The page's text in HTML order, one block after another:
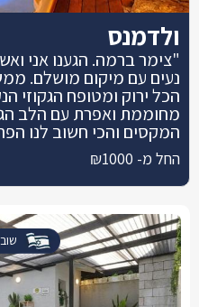
ולדמנס
"צימר ברמה. הגענו אני
נעים עם מיקום מושלם.
הכל ירוק ומטופח הגקוזי
מחוממת ואפרת עם הלב
המקסים והכי חשוב לנו
החל מ- ₪1000